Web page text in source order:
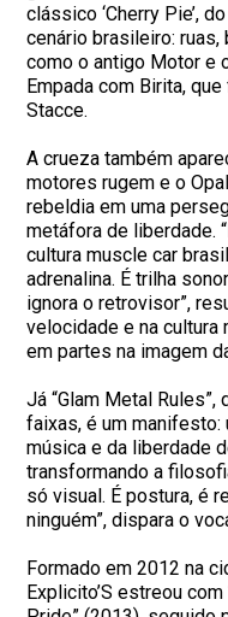
clássico ‘Cherry Pie’,
cenário brasileiro:
como o antigo Motor e
Empada com Birita,
Stacce.
A crueza também
motores rugem e o
rebeldia em uma
metáfora de liberdade.
cultura muscle car
adrenalina. É trilha
ignora o retrovisor”,
velocidade e na cultura
em partes na imagem
Já “Glam Metal
faixas, é um manifesto:
música e da liberdade
transformando a
só visual. É postura, é
ninguém”, dispara o
Formado em 2012 na
Explicito’S estreou